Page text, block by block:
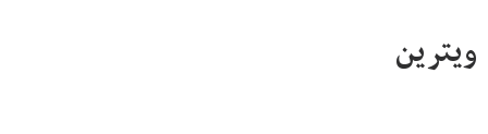
ویترین